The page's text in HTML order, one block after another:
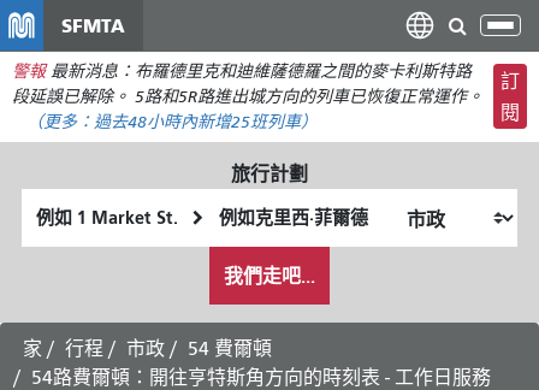
主
要
內
容
SFMTA
切
換
導
航
警報 最新消息：布羅德里克和迪維薩德羅之間的麥卡利斯特路
段延誤已解除。 5路和5R路進出城方向的列車已恢復正常運作。
（更多： 過去48小時內新增25班列車）
訂
閱
旅行計劃
起
始
終
點
我
希
望
的
旅
我們走吧...
家 行程 市政
54 費爾頓
54路費爾頓：開往亨特斯角方向的時刻表 - 工作日服務